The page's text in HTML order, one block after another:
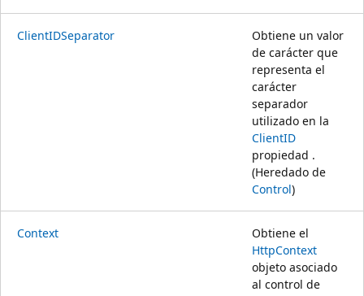
ClientIDSeparator
Obtiene un valor
de carácter que
representa el
carácter
separador
utilizado en la
ClientID
propiedad .
(Heredado de
Control)
Context
Obtiene el
HttpContext
objeto asociado
al control de